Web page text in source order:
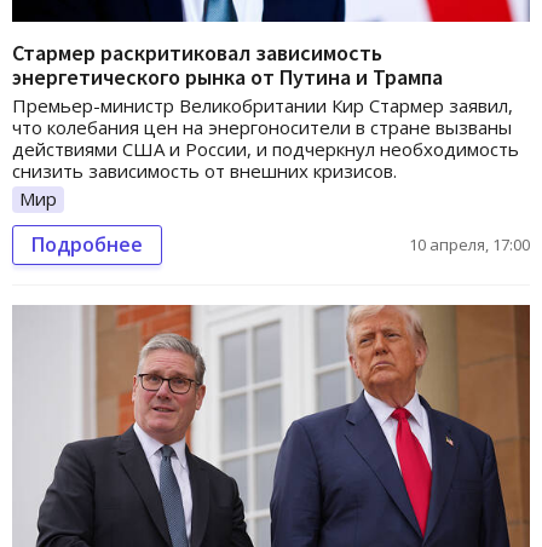
Стармер раскритиковал зависимость
энергетического рынка от Путина и Трампа
Премьер-министр Великобритании Кир Стармер заявил,
что колебания цен на энергоносители в стране вызваны
действиями США и России, и подчеркнул необходимость
снизить зависимость от внешних кризисов.
Мир
Подробнее 10 апреля, 17:00